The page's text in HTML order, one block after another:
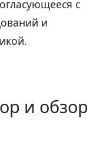
с
и
и обзор